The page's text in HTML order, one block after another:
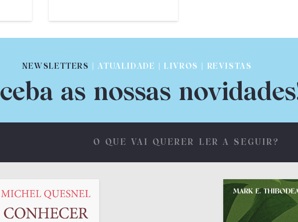
NEWSLETTERS | ATUALIDADE | LIVROS | REVISTAS
as nossas
O QUE VAI QUERER LER A SEGUIR?